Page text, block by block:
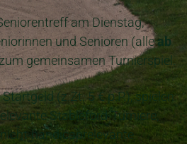
am Dienstag,
und Senioren (alleab
gemeinsamen Turnierspiel.
(z.Zt. 5 € p.P.), spielen
Stableford-Turniere,
handicaprelevante